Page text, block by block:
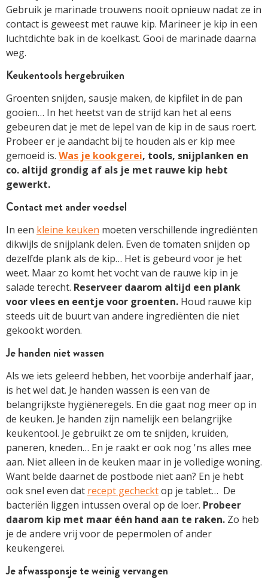
Gebruik je marinade trouwens nooit opnieuw nadat ze in
contact is geweest met rauwe kip. Marineer je kip in een
luchtdichte bak in de koelkast. Gooi de marinade daarna
weg.
Keukentools hergebruiken
Groenten snijden, sausje maken, de kipfilet in de pan
gooien… In het heetst van de strijd kan het al eens
gebeuren dat je met de lepel van de kip in de saus roert.
Probeer er je aandacht bij te houden als er kip mee
gemoeid is. Was je kookgerei, tools, snijplanken en
co. altijd grondig af als je met rauwe kip hebt
gewerkt.
Contact met ander voedsel
In een kleine keuken moeten verschillende ingrediënten
dikwijls de snijplank delen. Even de tomaten snijden op
dezelfde plank als de kip… Het is gebeurd voor je het
weet. Maar zo komt het vocht van de rauwe kip in je
salade terecht. Reserveer daarom altijd een plank
voor vlees en eentje voor groenten. Houd rauwe kip
steeds uit de buurt van andere ingrediënten die niet
gekookt worden.
Je handen niet wassen
Als we iets geleerd hebben, het voorbije anderhalf jaar,
is het wel dat. Je handen wassen is een van de
belangrijkste hygiëneregels. En die gaat nog meer op in
de keuken. Je handen zijn namelijk een belangrijke
keukentool. Je gebruikt ze om te snijden, kruiden,
paneren, kneden… En je raakt er ook nog 'ns alles mee
aan. Niet alleen in de keuken maar in je volledige woning.
Want belde daarnet de postbode niet aan? En je hebt
ook snel even dat recept gechecktop je tablet… De
bacteriën liggen intussen overal op de loer. Probeer
daarom kip met maar één hand aan te raken. Zo heb
je de andere vrij voor de pepermolen of ander
keukengerei.
Je afwassponsje te weinig vervangen